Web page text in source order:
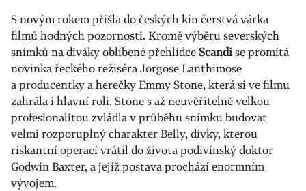
S novým rokem přišla do českých kin čerstvá várka
filmů hodných pozornosti. Kromě výběru severských
snímků na diváky oblíbené přehlídceScandise promítá
novinka řeckého režiséra Jorgose Lanthimose
a producentky a herečky Emmy Stone, která si ve filmu
zahrála i hlavní roli. Stone s až neuvěřitelně velkou
profesionalitou zvládla v průběhu snímku budovat
velmi rozporuplný charakter Belly, dívky, kterou
riskantní operací vrátil do života podivínský doktor
Godwin Baxter, a jejíž postava prochází enormním
vývojem.